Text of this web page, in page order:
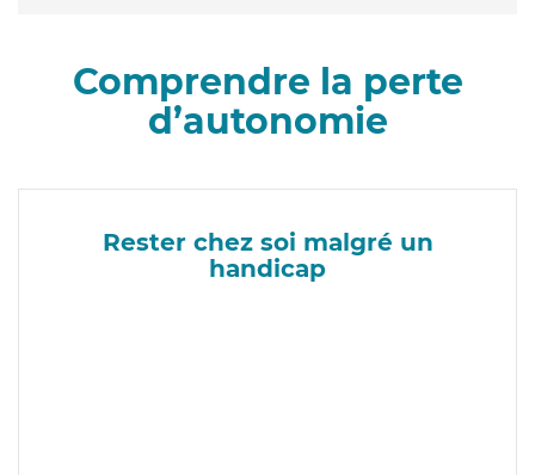
Comprendre la perte
d’autonomie
Rester chez soi malgré un
handicap